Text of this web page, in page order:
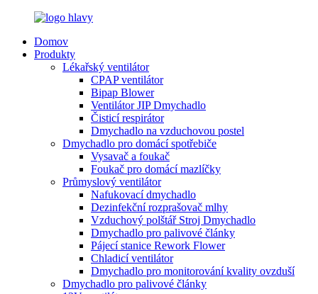
Domov
Produkty
Lékařský ventilátor
CPAP ventilátor
Bipap Blower
Ventilátor JIP Dmychadlo
Čisticí respirátor
Dmychadlo na vzduchovou postel
Dmychadlo pro domácí spotřebiče
Vysavač a foukač
Foukač pro domácí mazlíčky
Průmyslový ventilátor
Nafukovací dmychadlo
Dezinfekční rozprašovač mlhy
Vzduchový polštář Stroj Dmychadlo
Dmychadlo pro palivové články
Pájecí stanice Rework Flower
Chladicí ventilátor
Dmychadlo pro monitorování kvality ovzduší
Dmychadlo pro palivové články